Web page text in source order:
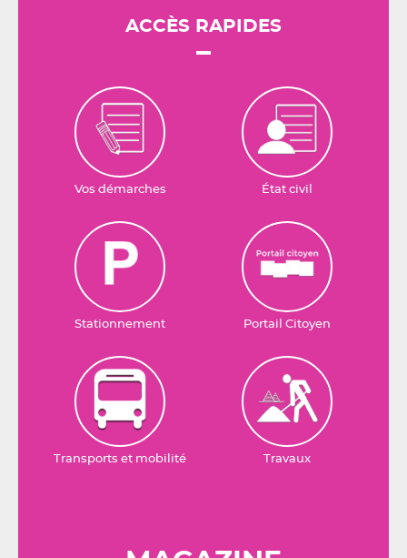
ACCÈS RAPIDES
Vos démarches État civil
Stationnement Portail Citoyen
Transports et mobilité Travaux